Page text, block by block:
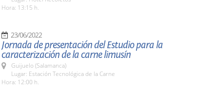
Hora: 13:15 h.
23/06/2022
Jornada de presentación del Estudio para la
caracterización de la carne limusín
Guijuelo (Salamanca)
Lugar: Estación Tecnológica de la Carne
Hora: 12:00 h.